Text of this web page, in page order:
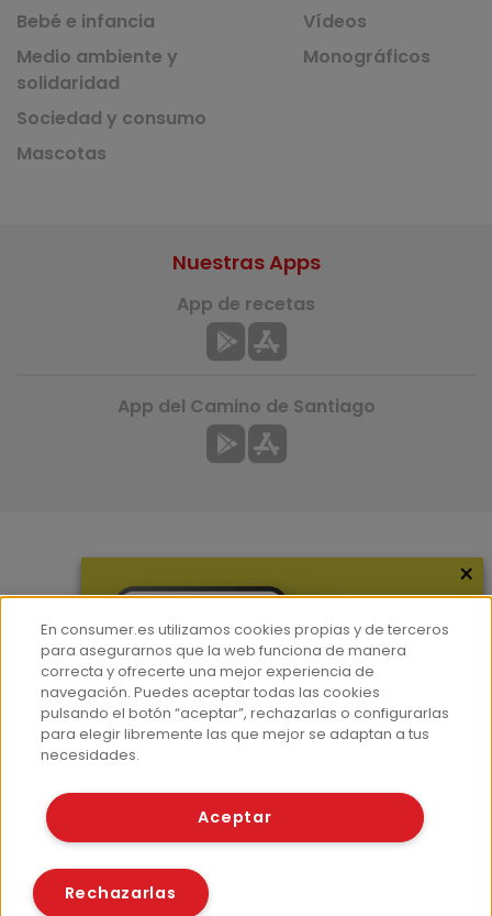
Bebé e infancia
Medio ambiente y
solidaridad
Sociedad y consumo
Mascotas
Vídeos
Monográficos
Hemeroteca
Contacto
Prensa
Corpus Lingüístico Consumer
Nuestras Apps
App de recetas
App del Camino de Santiago
© Fundación EROSKI
Políticas de cookies
×
En consumer.es utilizamos cookies propias y de terceros
para asegurarnos que la web funciona de manera
correcta y ofrecerte una mejor experiencia de
navegación. Puedes aceptar todas las cookies
pulsando el botón “aceptar”, rechazarlas o configurarlas
para elegir libremente las que mejor se adaptan a tus
necesidades.
Aceptar
Rechazarlas